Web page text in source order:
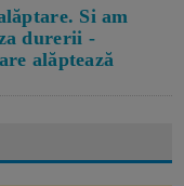
Si am
durerii -
alăptează